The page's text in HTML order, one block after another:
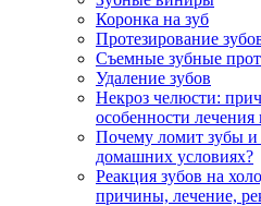
Коронка на зуб
Протезирование
Съемные зубные
Удаление зубов
Некроз челюсти:
особенности
Почему ломит зубы и
домашних условиях?
Реакция зубов на
причины, лечение,